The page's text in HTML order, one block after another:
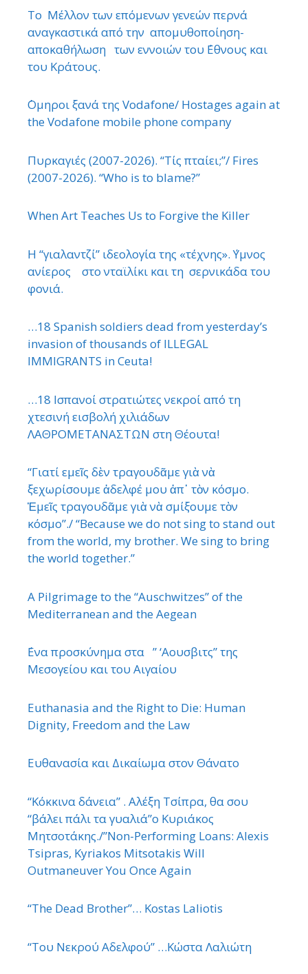
Το Μέλλον των επόμενων γενεών περνά
αναγκαστικά από την απομυθοποίηση-
αποκαθήλωση των εννοιών του ΄Εθνους και
του Κράτους.
΄Ομηροι ξανά της Vodafone/ Hostages again at
the Vodafone mobile phone company
Πυρκαγιές (2007-2026). “Τίς πταίει;”/ Fires
(2007-2026). “Who is to blame?”
When Art Teaches Us to Forgive the Killer
Η “γιαλαντζί” ιδεολογία της «τέχνης». ΄Υμνος
ανίερος στο νταϊλίκι και τη σερνικάδα του
φονιά.
…18 Spanish soldiers dead from yesterday’s
invasion of thousands of ILLEGAL
IMMIGRANTS in Ceuta!
…18 Ισπανοί στρατιώτες νεκροί από τη
χτεσινή εισβολή χιλιάδων
ΛΑΘΡΟΜΕΤΑΝΑΣΤΩΝ στη Θέουτα!
“Γιατί εμεῖς δὲν τραγουδᾶμε γιὰ νὰ
ξεχωρίσουμε ἀδελφέ μου ἀπ᾿ τὸν κόσμο.
Ἐμεῖς τραγουδᾶμε γιὰ νὰ σμίξουμε τὸν
κόσμο”./ “Because we do not sing to stand out
from the world, my brother. We sing to bring
the world together.”
A Pilgrimage to the “Auschwitzes” of the
Mediterranean and the Aegean
΄Ενα προσκύνημα στα ” ‘Αουσβιτς” της
Μεσογείου και του Αιγαίου
Euthanasia and the Right to Die: Human
Dignity, Freedom and the Law
Ευθανασία και Δικαίωμα στον Θάνατο
“Κόκκινα δάνεια” . Αλέξη Τσίπρα, θα σου
“βάλει πάλι τα γυαλιά”ο Κυριάκος
Μητσοτάκης./”Non-Performing Loans: Alexis
Tsipras, Kyriakos Mitsotakis Will
Outmaneuver You Once Again
“The Dead Brother”… Kostas Laliotis
“Του Νεκρού Αδελφού” …Κώστα Λαλιώτη